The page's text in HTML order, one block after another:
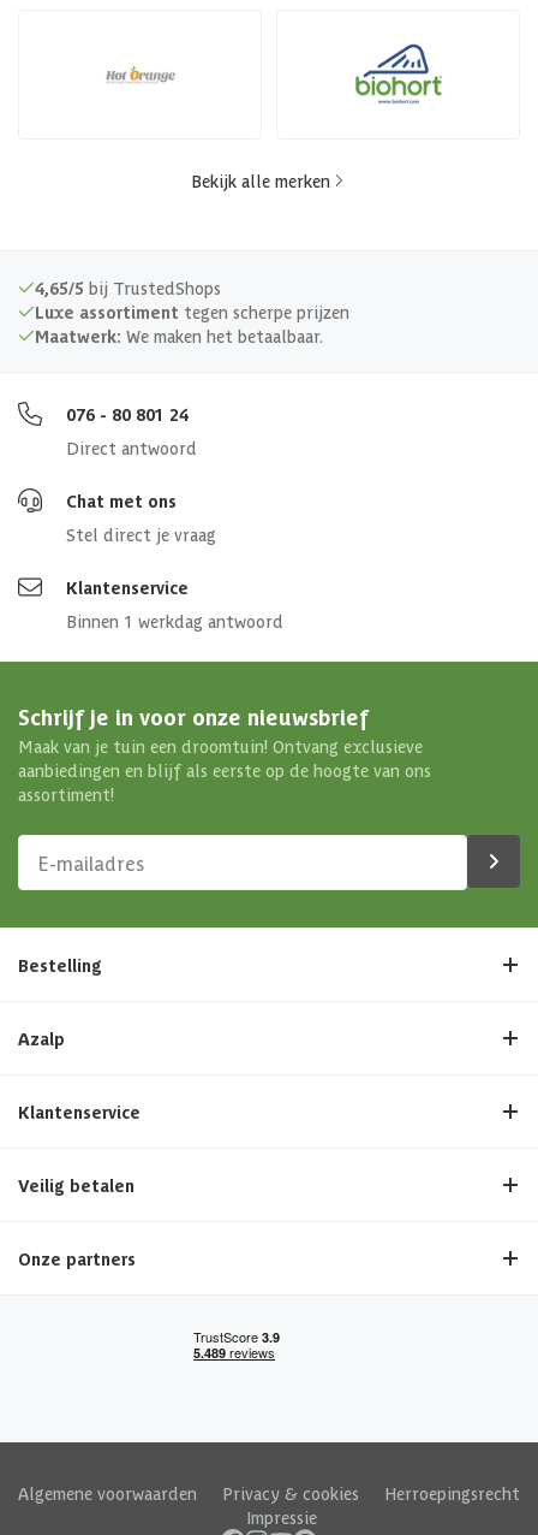
Bekijk alle merken
4,65/5 bij TrustedShops
Luxe assortiment tegen scherpe prijzen
Maatwerk: We maken het betaalbaar.
076 - 80 801 24
Direct antwoord
Chat met ons
Stel direct je vraag
Klantenservice
Binnen 1 werkdag antwoord
Schrijf je in voor onze nieuwsbrief
Maak van je tuin een droomtuin! Ontvang exclusieve
aanbiedingen en blijf als eerste op de hoogte van ons
assortiment!
Bestelling
Azalp
Klantenservice
Veilig betalen
Onze partners
Algemene voorwaarden Privacy & cookies
Herroepingsrecht
Impressie